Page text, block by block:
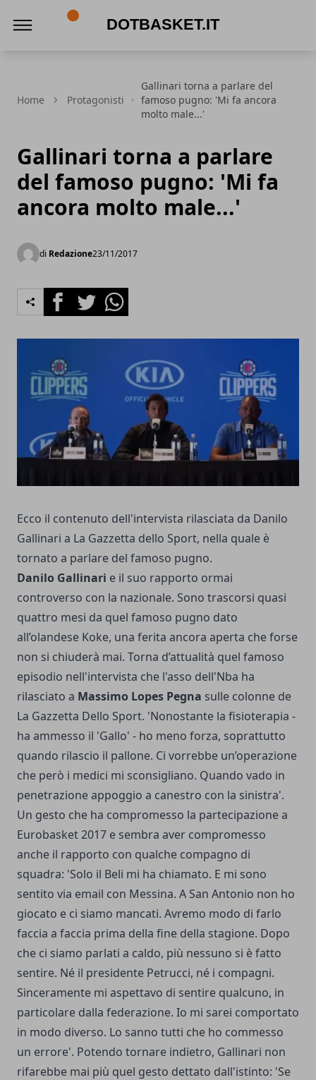
Home Protagonisti
Gallinari torna a parlare del
famoso pugno: 'Mi fa ancora
molto male...'
Gallinari torna a parlare
del famoso pugno: 'Mi fa
ancora molto male...'
di Redazione23/11/2017
FacebookTwitterWhatsapp
Ecco il contenuto dell'intervista rilasciata da Danilo
Gallinari a La Gazzetta dello Sport, nella quale è
tornato a parlare del famoso pugno.
Danilo Gallinari e il suo rapporto ormai
controverso con la nazionale. Sono trascorsi quasi
quattro mesi da quel famoso pugno dato
all’olandese Koke, una ferita ancora aperta che forse
non si chiuderà mai. Torna d’attualità quel famoso
episodio nell'intervista che l'asso dell'Nba ha
rilasciato a Massimo Lopes Pegna sulle colonne de
La Gazzetta Dello Sport. 'Nonostante la fisioterapia -
ha ammesso il 'Gallo' - ho meno forza, soprattutto
quando rilascio il pallone. Ci vorrebbe un’operazione
che però i medici mi sconsigliano. Quando vado in
penetrazione appoggio a canestro con la sinistra'.
Un gesto che ha compromesso la partecipazione a
Eurobasket 2017 e sembra aver compromesso
anche il rapporto con qualche compagno di
squadra: 'Solo il Beli mi ha chiamato. E mi sono
sentito via email con Messina. A San Antonio non ho
giocato e ci siamo mancati. Avremo modo di farlo
faccia a faccia prima della fine della stagione. Dopo
che ci siamo parlati a caldo, più nessuno si è fatto
sentire. Né il presidente Petrucci, né i compagni.
Sinceramente mi aspettavo di sentire qualcuno, in
particolare dalla federazione. Io mi sarei comportato
in modo diverso. Lo sanno tutti che ho commesso
un errore'. Potendo tornare indietro, Gallinari non
rifarebbe mai più quel gesto dettato dall'istinto: 'Se